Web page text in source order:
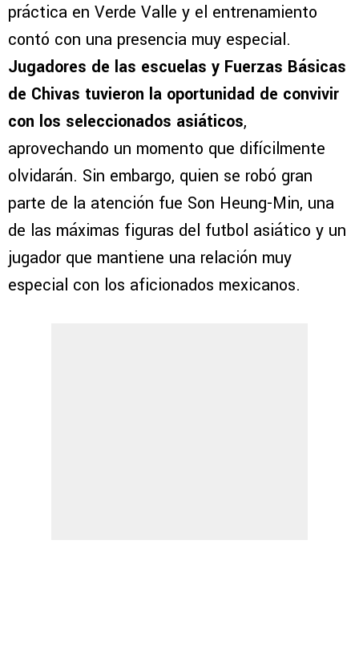
práctica en Verde Valle y el entrenamiento
contó con una presencia muy especial.
Jugadores de las escuelas y Fuerzas Básicas
de Chivas tuvieron la oportunidad de convivir
con los seleccionados asiáticos,
aprovechando un momento que difícilmente
olvidarán. Sin embargo, quien se robó gran
parte de la atención fue Son Heung-Min, una
de las máximas figuras del futbol asiático y un
jugador que mantiene una relación muy
especial con los aficionados mexicanos.